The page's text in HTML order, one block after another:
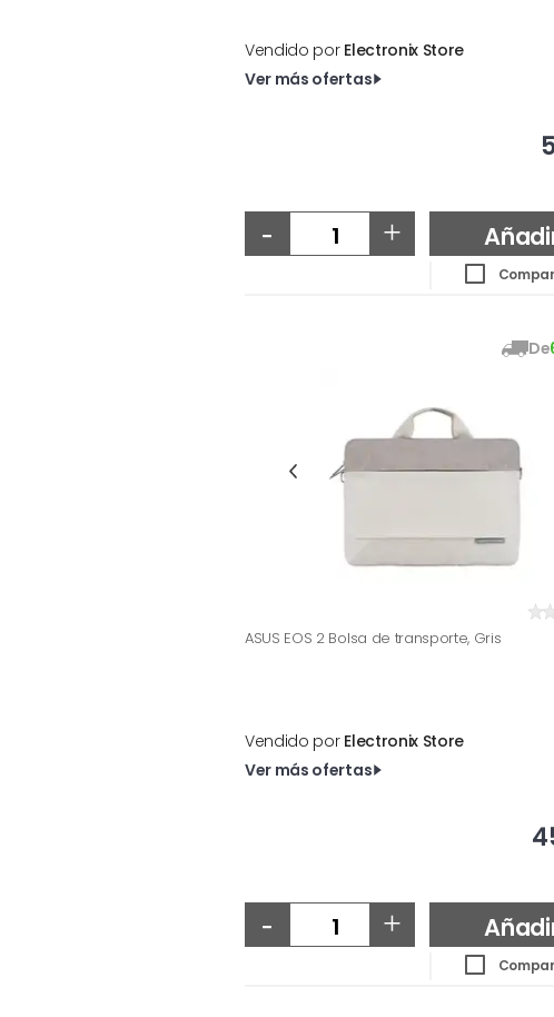
Vendido por Electronix Store
Ver más ofertas
- +
De
ASUS EOS 2 Bolsa de transporte, Gris
Vendido por Electronix Store
Ver más ofertas
- +